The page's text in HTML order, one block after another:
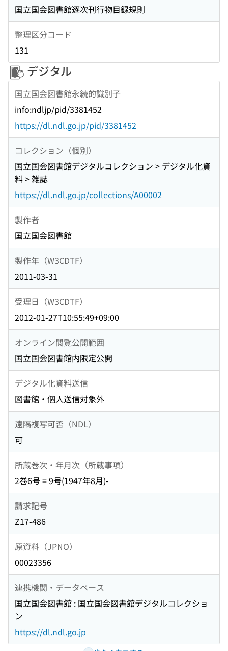
国立国会図書館逐次刊行物目録規則
整理区分コード
131
デジタル
国立国会図書館永続的識別子
info:ndljp/pid/3381452
https://dl.ndl.go.jp/pid/3381452
コレクション（個別）
国立国会図書館デジタルコレクション > デジタル化資
料 > 雑誌
https://dl.ndl.go.jp/collections/A00002
製作者
国立国会図書館
製作年（W3CDTF）
2011-03-31
受理日（W3CDTF）
2012-01-27T10:55:49+09:00
オンライン閲覧公開範囲
国立国会図書館内限定公開
デジタル化資料送信
図書館・個人送信対象外
遠隔複写可否（NDL）
可
所蔵巻次・年月次（所蔵事項）
2巻6号 = 9号(1947年8月)-
請求記号
Z17-486
原資料（JPNO）
00023356
連携機関・データベース
国立国会図書館 : 国立国会図書館デジタルコレクショ
ン
https://dl.ndl.go.jp